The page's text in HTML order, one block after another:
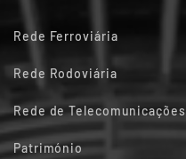
Rede Ferroviária
Rede Rodoviária
Rede de Telecomunicações
Património